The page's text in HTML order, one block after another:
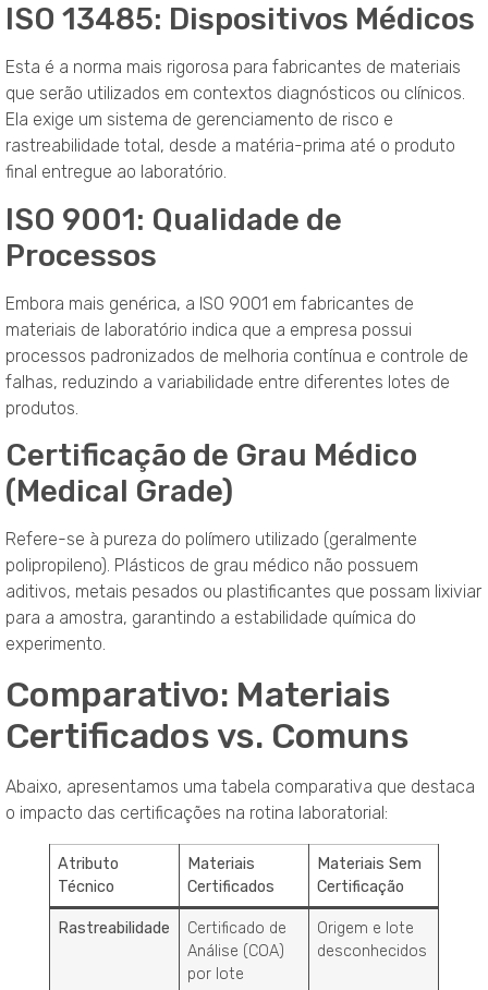
ISO 13485: Dispositivos Médicos
Esta é a norma mais rigorosa para fabricantes de materiais
que serão utilizados em contextos diagnósticos ou clínicos.
Ela exige um sistema de gerenciamento de risco e
rastreabilidade total, desde a matéria-prima até o produto
final entregue ao laboratório.
ISO 9001: Qualidade de
Processos
Embora mais genérica, a ISO 9001 em fabricantes de
materiais de laboratório indica que a empresa possui
processos padronizados de melhoria contínua e controle de
falhas, reduzindo a variabilidade entre diferentes lotes de
produtos.
Certificação de Grau Médico
(Medical Grade)
Refere-se à pureza do polímero utilizado (geralmente
polipropileno). Plásticos de grau médico não possuem
aditivos, metais pesados ou plastificantes que possam lixiviar
para a amostra, garantindo a estabilidade química do
experimento.
Comparativo: Materiais
Certificados vs. Comuns
Abaixo, apresentamos uma tabela comparativa que destaca
o impacto das certificações na rotina laboratorial:
Atributo
Técnico
Materiais
Certificados
Materiais Sem
Certificação
Rastreabilidade
Certificado de
Análise (COA)
por lote
Origem e lote
desconhecidos